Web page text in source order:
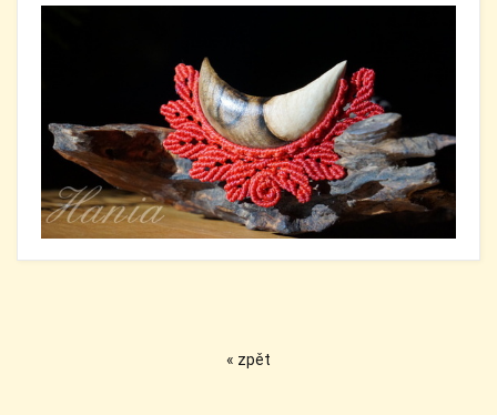
« zpět